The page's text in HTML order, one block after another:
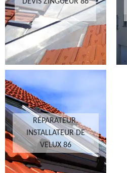
RÉPARATEUR,
INSTALLATEUR DE
VELUX 86